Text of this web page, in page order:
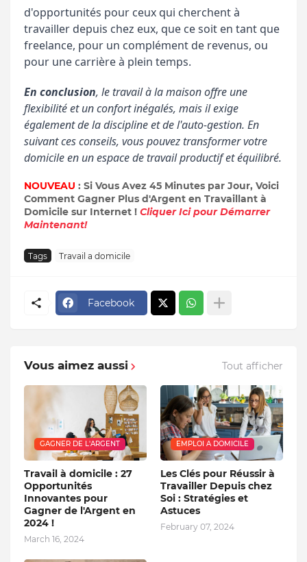
d'opportunités pour ceux qui cherchent à
travailler depuis chez eux, que ce soit en tant que
freelance, pour un complément de revenus, ou
pour une carrière à plein temps.
En conclusion, le travail à la maison offre une
flexibilité et un confort inégalés, mais il exige
également de la discipline et de l'auto-gestion. En
suivant ces conseils, vous pouvez transformer votre
domicile en un espace de travail productif et équilibré.
NOUVEAU : Si Vous Avez 45 Minutes par Jour, Voici
Comment Gagner Plus d'Argent en Travaillant à
Domicile sur Internet ! Cliquer Ici pour Démarrer
Maintenant!
Tags Travail a domicile
Facebook
Vous aimez aussi Tout afficher
GAGNER DE L'ARGENT
Travail à domicile : 27
Opportunités
Innovantes pour
Gagner de l'Argent en
2024 !
March 16, 2024
EMPLOI A DOMICILE
Les Clés pour Réussir à
Travailler Depuis chez
Soi : Stratégies et
Astuces
February 07, 2024